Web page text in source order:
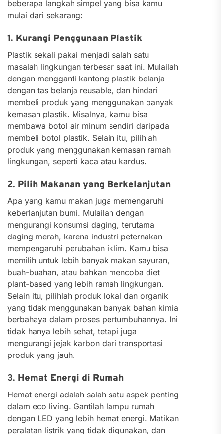
beberapa langkah simpel yang bisa kamu
mulai dari sekarang:
1. Kurangi Penggunaan Plastik
Plastik sekali pakai menjadi salah satu
masalah lingkungan terbesar saat ini. Mulailah
dengan mengganti kantong plastik belanja
dengan tas belanja reusable, dan hindari
membeli produk yang menggunakan banyak
kemasan plastik. Misalnya, kamu bisa
membawa botol air minum sendiri daripada
membeli botol plastik. Selain itu, pilihlah
produk yang menggunakan kemasan ramah
lingkungan, seperti kaca atau kardus.
2. Pilih Makanan yang Berkelanjutan
Apa yang kamu makan juga memengaruhi
keberlanjutan bumi. Mulailah dengan
mengurangi konsumsi daging, terutama
daging merah, karena industri peternakan
mempengaruhi perubahan iklim. Kamu bisa
memilih untuk lebih banyak makan sayuran,
buah-buahan, atau bahkan mencoba diet
plant-based yang lebih ramah lingkungan.
Selain itu, pilihlah produk lokal dan organik
yang tidak menggunakan banyak bahan kimia
berbahaya dalam proses pertumbuhannya. Ini
tidak hanya lebih sehat, tetapi juga
mengurangi jejak karbon dari transportasi
produk yang jauh.
3. Hemat Energi di Rumah
Hemat energi adalah salah satu aspek penting
dalam eco living. Gantilah lampu rumah
dengan LED yang lebih hemat energi. Matikan
peralatan listrik yang tidak digunakan, dan